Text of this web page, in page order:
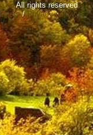
All rights reserved
/Privacy policy